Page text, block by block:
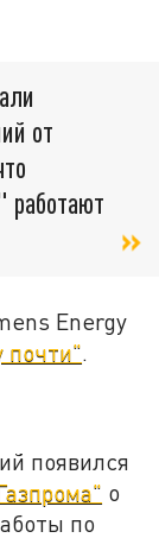
от
работают
Energy
почти".
появился
о
по